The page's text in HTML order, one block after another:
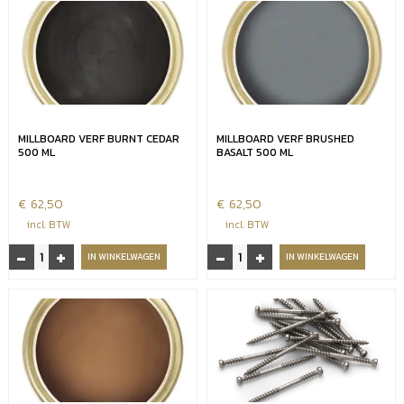
Embered
aantal
Vintage
aantal
MILLBOARD VERF BURNT CEDAR
500 ML
€ 62,50
incl. BTW
-
Millboard
verf
Cedar
500
ml
aantal
+ IN WINKELWAGEN
MILLBOARD VERF BRUSHED
BASALT 500 ML
€ 62,50
incl. BTW
-
Millboard
verf
aantal
+ IN WINKELWAGEN